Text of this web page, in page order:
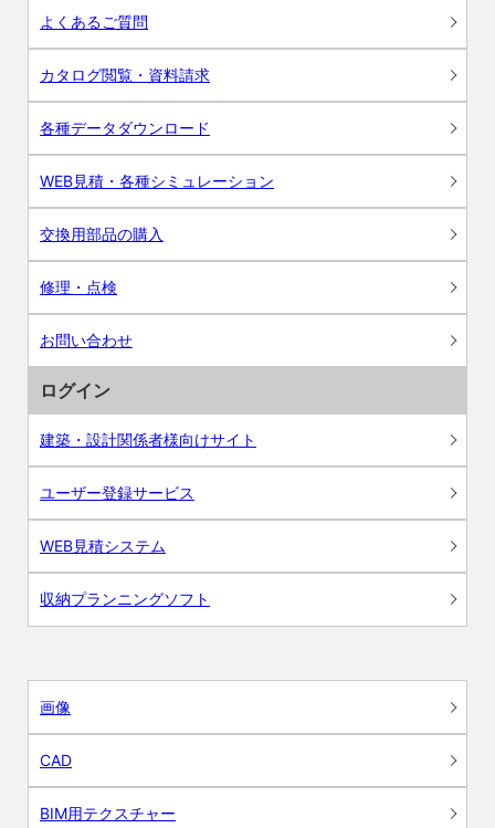
よくあるご質問
カタログ閲覧・資料請求
各種データダウンロード
WEB見積・各種シミュレーション
交換用部品の購入
修理・点検
お問い合わせ
ログイン
建築・設計関係者様向けサイト
ユーザー登録サービス
WEB見積システム
収納プランニングソフト
画像
CAD
BIM用テクスチャー